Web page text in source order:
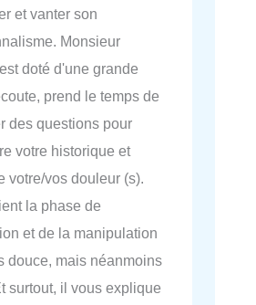
et vanter son
Monsieur
doté d'une grande
prend le temps de
des questions pour
votre historique et
votre/vos douleur (s).
la phase de
et de la manipulation
douce, mais néanmoins
surtout, il vous explique